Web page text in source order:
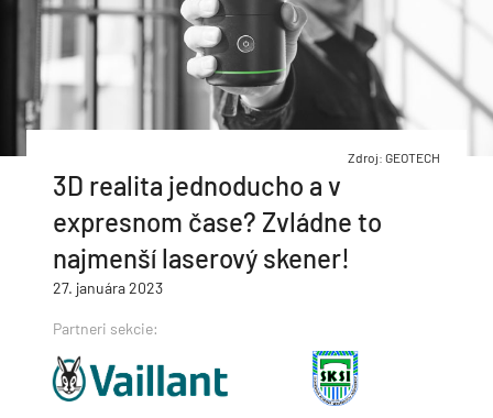
Zdroj: GEOTECH
3D realita jednoducho a v
expresnom čase? Zvládne to
najmenší laserový skener!
27. januára 2023
Partneri sekcie: